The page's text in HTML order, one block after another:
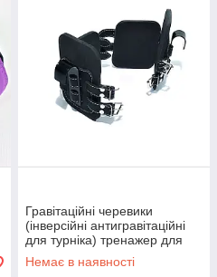
Гравітаційні черевики
(інверсійні антигравітаційні
для турніка) тренажер для
спини OSPORT Lite (OF-
0001)
Немає в наявності